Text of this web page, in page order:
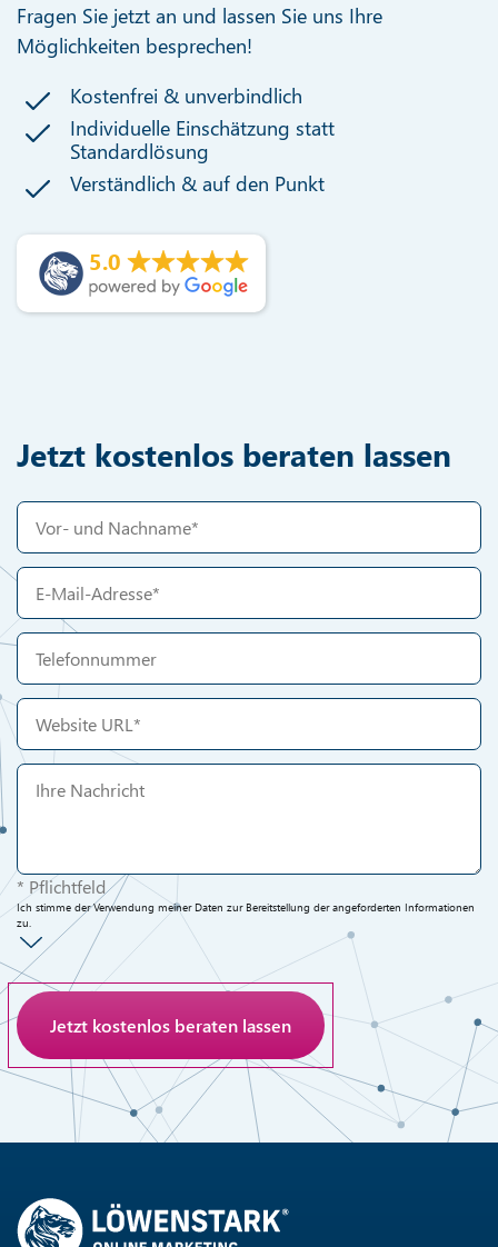
Fragen Sie jetzt an und lassen Sie uns Ihre
Möglichkeiten besprechen!
Kostenfrei & unverbindlich
Individuelle Einschätzung statt
Standardlösung
Verständlich & auf den Punkt
5.0
Jetzt kostenlos beraten lassen
* Pflichtfeld
Ich stimme der Verwendung meiner Daten zur Bereitstellung der angeforderten Informationen
zu.
Anti-Roboter-Verifizierung
Hier klicken